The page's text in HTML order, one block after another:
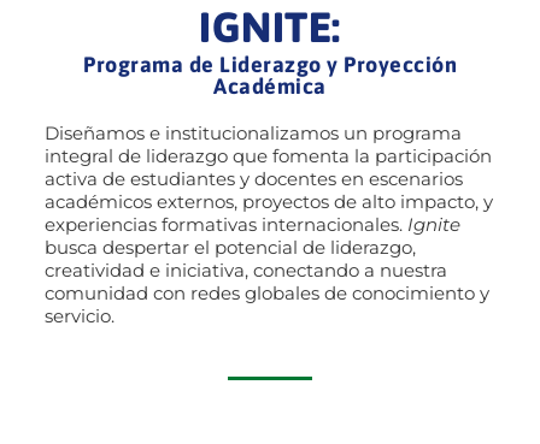
IGNITE:
Programa de Liderazgo y Proyección
Académica
Diseñamos e institucionalizamos un programa
integral de liderazgo que fomenta la participación
activa de estudiantes y docentes en escenarios
académicos externos, proyectos de alto impacto, y
experiencias formativas internacionales. Ignite
busca despertar el potencial de liderazgo,
creatividad e iniciativa, conectando a nuestra
comunidad con redes globales de conocimiento y
servicio.